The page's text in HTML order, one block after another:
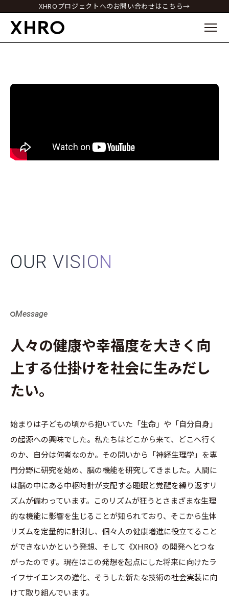
XHROプロジェクトへのお問い合わせはこちら→
OUR VISION
Message
人々の健康や幸福度を大きく向
上する仕掛けを社会に生みだし
たい。
始まりは子どもの頃から抱いていた「生命」や「自分自身」
の起源への興味でした。私たちはどこから来て、どこへ行く
のか、自分は何者なのか。その問いから「神経生理学」を専
門分野に研究を始め、脳の機能を研究してきました。人間に
は脳の中にある中枢時計が支配する睡眠と覚醒を繰り返すリ
ズムが備わっています。このリズムが狂うとさまざまな生理
的な機能に影響を生じることが知られており、そこから生体
リズムを定量的に計測し、個々人の健康増進に役立てること
ができないかという発想、そして《XHRO》の開発へとつな
がったのです。現在はこの発想を起点にした将来に向けたラ
イフサイエンスの進化、そうした新たな技術の社会実装に向
けて取り組んでいます。